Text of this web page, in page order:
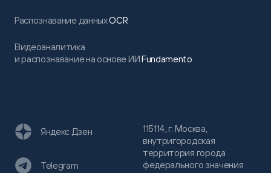
Распознавание данныхOCR
Видеоаналитика
и распознавание на основе ИИFundamento
115114, г. Москва,
внутригородская
территория города
федерального значения
Яндекс Дзен
Telegram